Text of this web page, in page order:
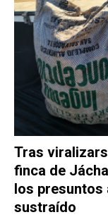
Tras
finca de
los presuntos
sustraído